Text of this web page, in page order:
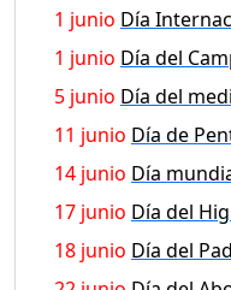
1 junio Día
1 junio Día del
5 junio Día del
11 junio Día de
14 junio Día
17 junio Día del
18 junio Día del